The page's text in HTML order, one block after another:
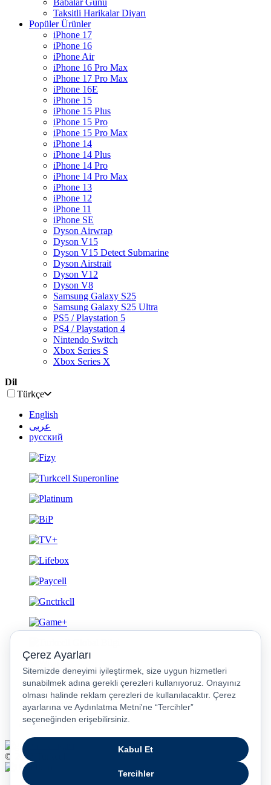
Taksitli Harikalar Diyarı
Popüler Ürünler
iPhone 17
iPhone 16
iPhone Air
iPhone 16 Pro Max
iPhone 17 Pro Max
iPhone 16E
iPhone 15
iPhone 15 Plus
iPhone 15 Pro
iPhone 15 Pro Max
iPhone 14
iPhone 14 Plus
iPhone 14 Pro
iPhone 14 Pro Max
iPhone 13
iPhone 12
iPhone 11
iPhone SE
Dyson Airwrap
Dyson V15
Dyson V15 Detect Submarine
Dyson Airstrait
Dyson V12
Dyson V8
Samsung Galaxy S25
Samsung Galaxy S25 Ultra
PS5 / Playstation 5
PS4 / Playstation 4
Nintendo Switch
Xbox Series S
Xbox Series X
Dil
Türkçe
English
عربى
русский
Gizlilik ve Güvenlik
© 2026 Turkcell